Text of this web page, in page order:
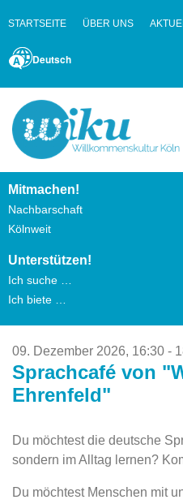
STARTSEITE ÜBER UNS
Deutsch
Mitmachen!
Nachbarschaft
Kölnweit
Unterstützen!
Ich suche …
Ich biete …
09. Dezember 2026, 16:30 -
Sprachcafé von
Ehrenfeld"
Du möchtest die deutsche
sondern im Alltag lernen?
Du möchtest Menschen mit